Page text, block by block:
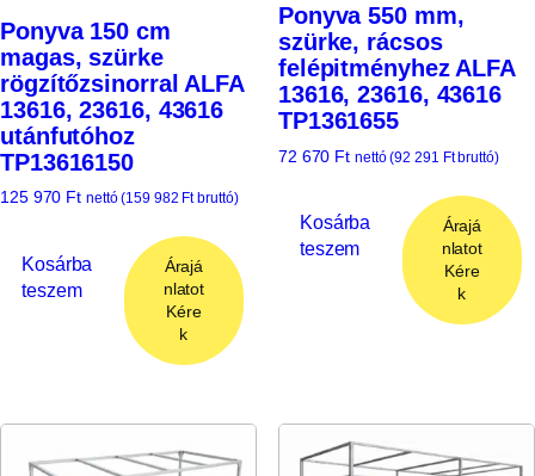
Ponyva 150 cm
magas, szürke
rögzítőzsinorral ALFA
13616, 23616, 43616
utánfutóhoz
TP13616150
125 970 Ft nettó (159 982 Ftbruttó)
Kosárba
teszem
Árajá
nlatot
Kére
k
Ponyva 550 mm,
szürke, rácsos
felépitményhez ALFA
13616, 23616, 43616
TP1361655
72 670 Ft nettó (92 291 Ftbruttó)
Kosárba
teszem
Árajá
nlatot
Kére
k